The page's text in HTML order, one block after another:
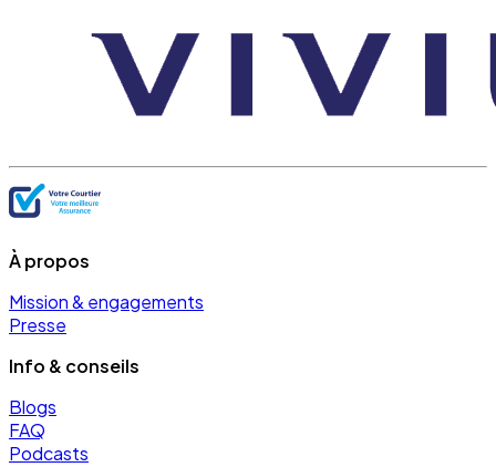
À propos
Mission & engagements
Presse
Info & conseils
Blogs
FAQ
Podcasts